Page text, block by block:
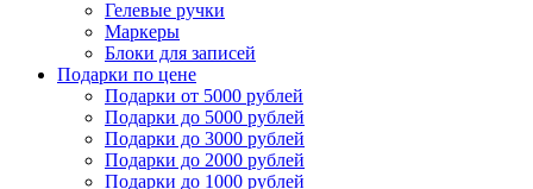
Гелевые ручки
Маркеры
Блоки для записей
Подарки по цене
Подарки от 5000 рублей
Подарки до 5000 рублей
Подарки до 3000 рублей
Подарки до 2000 рублей
Подарки до 1000 рублей